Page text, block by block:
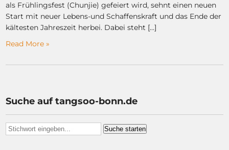
als Frühlingsfest (Chunjie) gefeiert wird, sehnt einen neuen
Start mit neuer Lebens-und Schaffenskraft und das Ende der
kältesten Jahreszeit herbei. Dabei steht […]
Read More »
Suche auf tangsoo-bonn.de